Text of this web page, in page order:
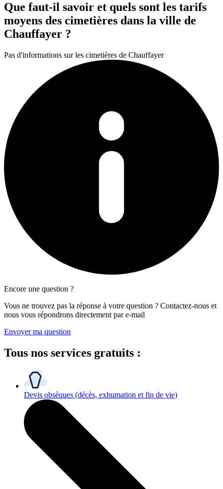
Que faut-il savoir et quels sont les tarifs
moyens des cimetières dans la ville de
Chauffayer ?
Pas d'informations sur les cimetières de Chauffayer
Encore une question ?
Vous ne trouvez pas la réponse à votre question ? Contactez-nous et
nous vous répondrons directement par e-mail
Envoyer ma question
Tous nos services gratuits :
Devis obsèques (décès, exhumation et fin de vie)